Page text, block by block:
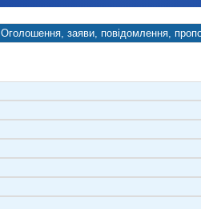
Оголошення, заяви, повідомлення,